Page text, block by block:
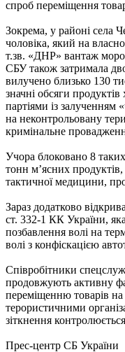
спроб переміщення
Зокрема, у районі села
чоловіка, який на
т.зв. «ДНР» вантаж
СБУ також затримала
вилучено близько 130
значні обсяги
партіями із залученням
на неконтрольовану
кримінальне
Учора блоковано 8
тонн м’ясних
тактичної медицини,
Зараз додатково
ст. 332-1 КК України,
позбавлення волі на
волі з конфіскацією
Співробітники
продовжують активну
переміщенню товарів
терористичними
зіткнення
Прес-центр СБ України